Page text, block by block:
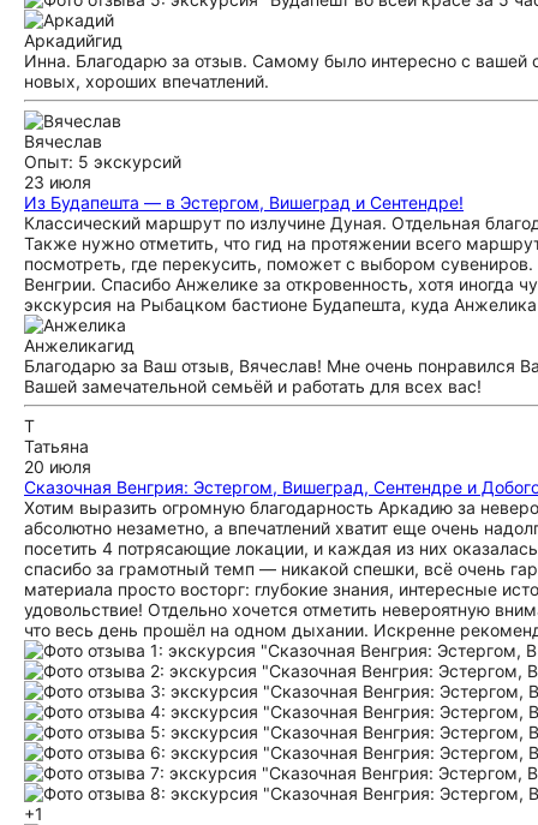
Аркадийгид
Инна. Благодарю за отзыв. Самому было интересно с вашей
новых, хороших впечатлений.
Вячеслав
Опыт: 5 экскурсий
23 июля
Из Будапешта — в Эстергом, Вишеград и Сентендре!
Классический маршрут по излучине Дуная. Отдельная
Также нужно отметить, что гид на протяжении всего
посмотреть, где перекусить, поможет с выбором
Венгрии. Спасибо Анжелике за откровенность, хотя иногда
экскурсия на Рыбацком бастионе Будапешта, куда Анжелика
Анжеликагид
Благодарю за Ваш отзыв, Вячеслав! Мне очень понравился
Вашей замечательной семьёй и работать для всех вас!
Т
Татьяна
20 июля
Сказочная Венгрия: Эстергом, Вишеград, Сентендре и
Хотим выразить огромную благодарность Аркадию за
абсолютно незаметно, а впечатлений хватит еще очень
посетить 4 потрясающие локации, и каждая из них
спасибо за грамотный темп — никакой спешки, всё очень
материала просто восторг: глубокие знания, интересные
удовольствие! Отдельно хочется отметить невероятную
что весь день прошёл на одном дыхании. Искренне
+1